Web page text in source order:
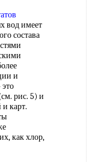
вод имеет
состава
и
рис. 5) и
карт.
как хлор,